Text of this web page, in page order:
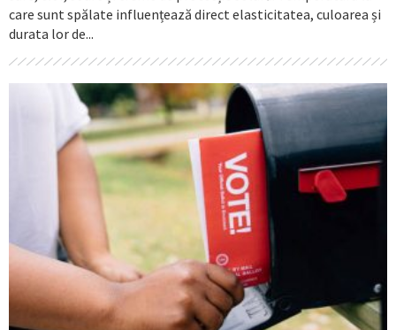
care sunt spălate influențează direct elasticitatea, culoarea și
durata lor de...